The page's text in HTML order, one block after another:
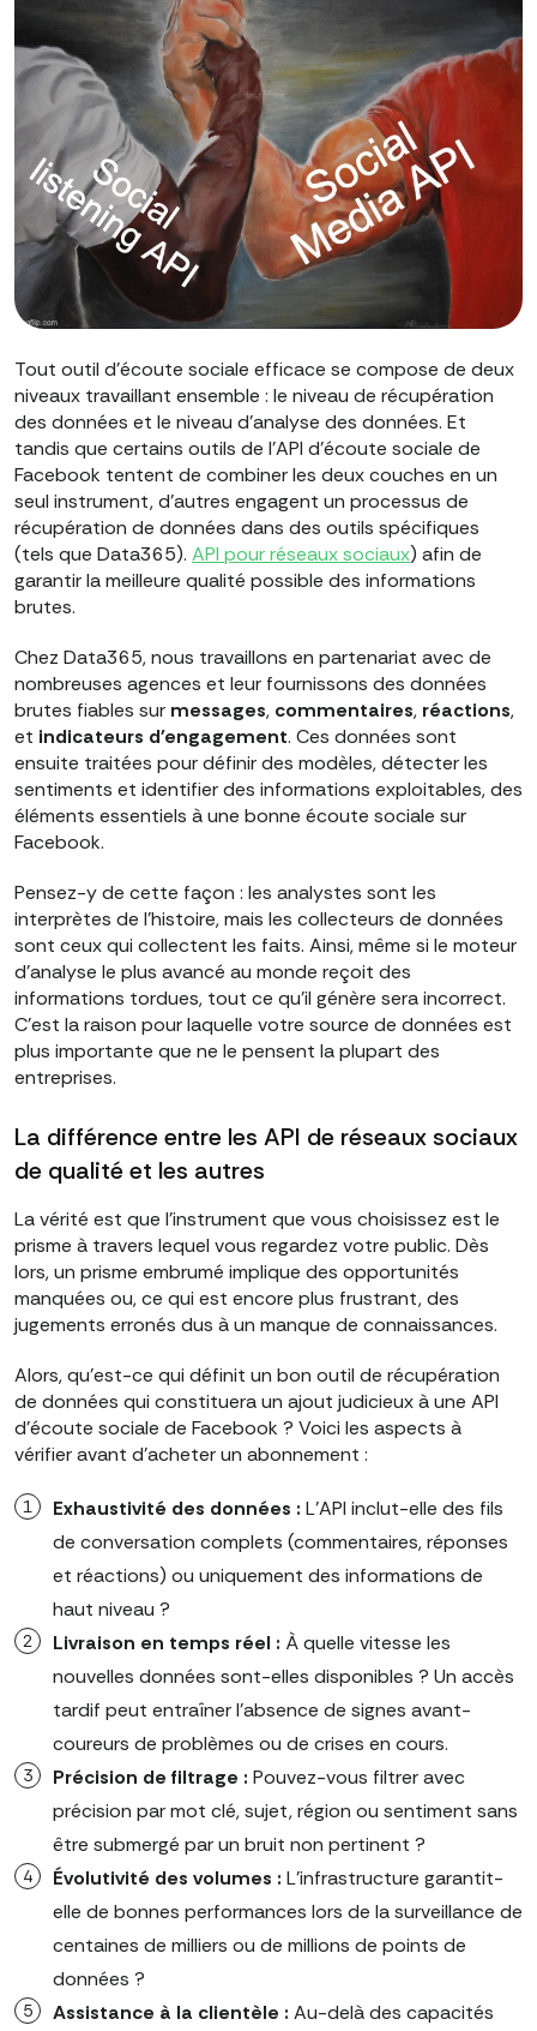
Tout outil d'écoute sociale efficace se compose de deux
niveaux travaillant ensemble : le niveau de récupération
des données et le niveau d'analyse des données. Et
tandis que certains outils de l'API d'écoute sociale de
Facebook tentent de combiner les deux couches en un
seul instrument, d'autres engagent un processus de
récupération de données dans des outils spécifiques
(tels que Data365). API pour réseaux sociaux) afin de
garantir la meilleure qualité possible des informations
brutes.
Chez Data365, nous travaillons en partenariat avec de
nombreuses agences et leur fournissons des données
brutes fiables sur messages, commentaires, réactions,
et indicateurs d'engagement. Ces données sont
ensuite traitées pour définir des modèles, détecter les
sentiments et identifier des informations exploitables, des
éléments essentiels à une bonne écoute sociale sur
Facebook.
Pensez-y de cette façon : les analystes sont les
interprètes de l'histoire, mais les collecteurs de données
sont ceux qui collectent les faits. Ainsi, même si le moteur
d'analyse le plus avancé au monde reçoit des
informations tordues, tout ce qu'il génère sera incorrect.
C'est la raison pour laquelle votre source de données est
plus importante que ne le pensent la plupart des
entreprises.
La différence entre les API de réseaux sociaux
de qualité et les autres
La vérité est que l'instrument que vous choisissez est le
prisme à travers lequel vous regardez votre public. Dès
lors, un prisme embrumé implique des opportunités
manquées ou, ce qui est encore plus frustrant, des
jugements erronés dus à un manque de connaissances.
Alors, qu'est-ce qui définit un bon outil de récupération
de données qui constituera un ajout judicieux à une API
d'écoute sociale de Facebook ? Voici les aspects à
vérifier avant d'acheter un abonnement :
Exhaustivité des données : L'API inclut-elle des fils
de conversation complets (commentaires, réponses
et réactions) ou uniquement des informations de
haut niveau ?
Livraison en temps réel : À quelle vitesse les
nouvelles données sont-elles disponibles ? Un accès
tardif peut entraîner l'absence de signes avant-
coureurs de problèmes ou de crises en cours.
Précision de filtrage : Pouvez-vous filtrer avec
précision par mot clé, sujet, région ou sentiment sans
être submergé par un bruit non pertinent ?
Évolutivité des volumes : L'infrastructure garantit-
elle de bonnes performances lors de la surveillance de
centaines de milliers ou de millions de points de
données ?
Assistance à la clientèle : Au-delà des capacités